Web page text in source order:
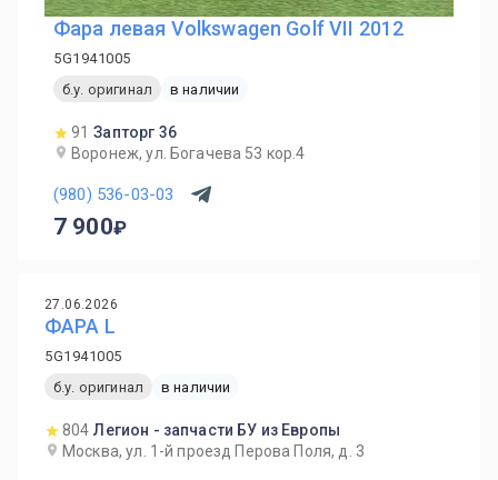
Фара левая Volkswagen Golf VII 2012
5G1941005
б.у. оригинал
в наличии
91 Запторг 36
Воронеж, ул. Богачева 53 кор.4
(980) 536-03-03
7 900
27.06.2026
ФАРА L
5G1941005
б.у. оригинал
в наличии
804 Легион - запчасти БУ из Европы
Москва, ул. 1-й проезд Перова Поля, д. 3